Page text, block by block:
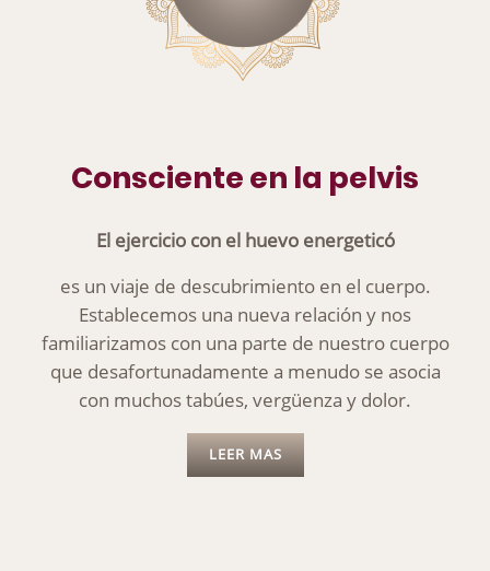
Consciente en la pelvis
El ejercicio con el huevo energeticó
es un viaje de descubrimiento en el cuerpo.
Establecemos una nueva relación y nos
familiarizamos con una parte de nuestro cuerpo
que desafortunadamente a menudo se asocia
con muchos tabúes, vergüenza y dolor.
LEER MAS